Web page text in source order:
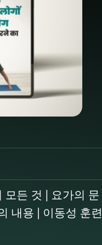
모든 것 | 요가의 문
내용 | 이동성 훈련 |